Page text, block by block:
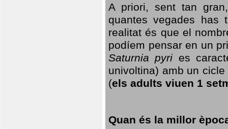
A priori, sent tan
quantes vegades has
realitat és que el
podíem pensar en un
Saturnia pyri es
univoltina) amb un
(els adults viuen 1
Quan és la millor